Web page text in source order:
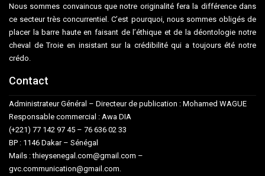
Nous sommes convaincus que notre originalité fera la différence dans
ce secteur très concurrentiel. C’est pourquoi, nous sommes obligés de
placer la barre haute en faisant de l’éthique et de la déontologie notre
cheval de Troie en insistant sur la crédibilité qui a toujours été notre
crédo.
Contact
Administrateur Général – Directeur de publication : Mohamed WAGUE
Responsable commercial : Awa DIA
(+221) 77 142 97 45 – 76 636 02 33
BP : 1146 Dakar – Sénégal
Mails : thieysenegal.com@gmail.com –
gvc.communication@gmail.com.